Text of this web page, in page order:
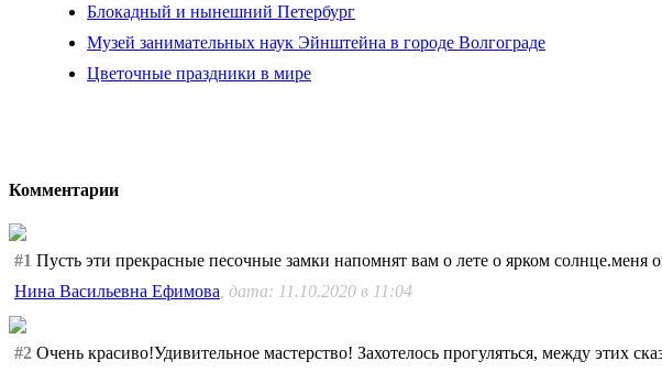
Блокадный и нынешний Петербург
Музей занимательных наук Эйнштейна в городе Волгограде
Цветочные праздники в мире
Комментарии
#1 Пусть эти прекрасные песочные замки напомнят вам о лете о ярком солнце.меня
Нина Васильевна Ефимова , дата: 11.10.2020 в 11:04
#2 Очень красиво!Удивительное мастерство! Захотелось прогуляться, между этих